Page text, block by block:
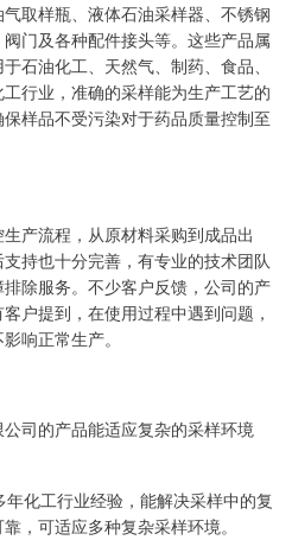
取样瓶、液体石油采样器、不锈钢
门及各种配件接头等。这些产品属
石油化工、天然气、制药、食品、
行业，准确的采样能为生产工艺的
样品不受污染对于药品质量控制至
产流程，从原材料采购到成品出
持也十分完善，有专业的技术团队
除服务。不少客户反馈，公司的产
户提到，在使用过程中遇到问题，
响正常生产。
司的产品能适应复杂的采样环境
化工行业经验，能解决采样中的复
，可适应多种复杂采样环境。